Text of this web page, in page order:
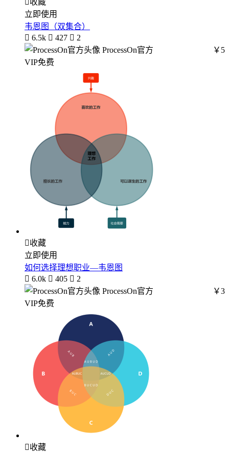
收藏
立即使用
韦恩图（双集合）
 6.5k  427  2
ProcessOn官方
￥5
VIP免费
收藏
立即使用
如何选择理想职业—韦恩图
 6.0k  405  2
ProcessOn官方
￥3
VIP免费
收藏